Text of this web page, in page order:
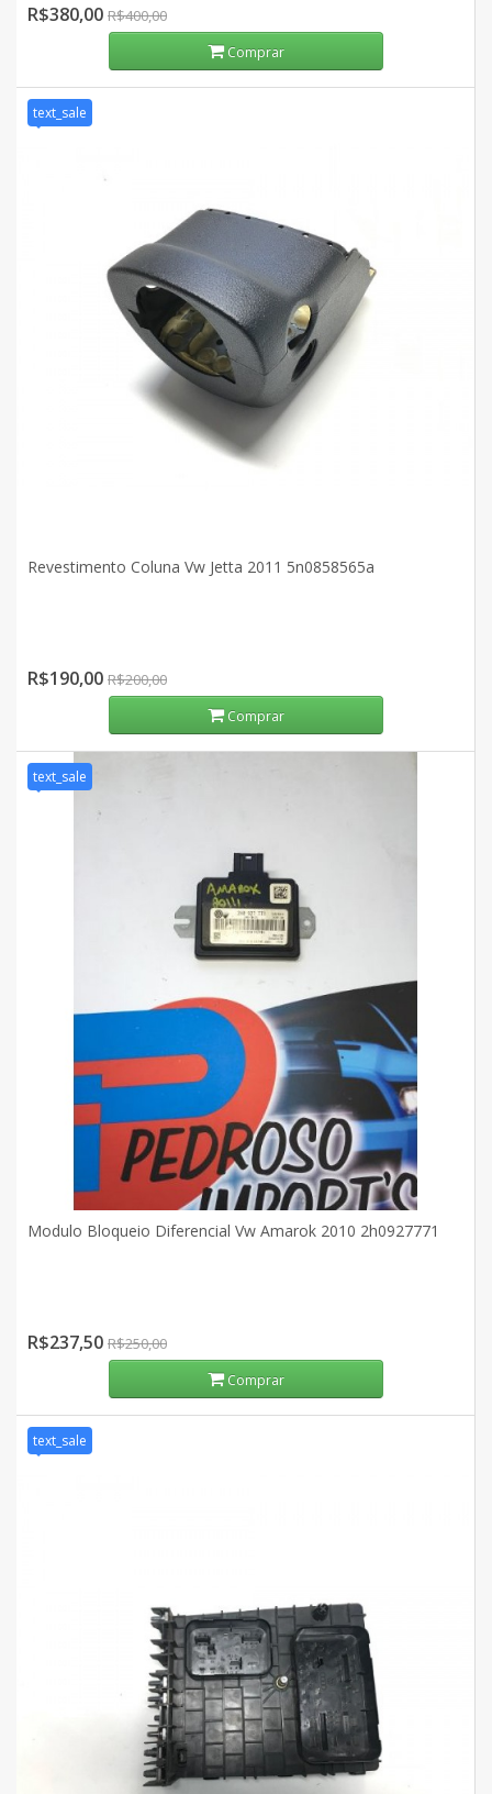
R$380,00 R$400,00
Comprar
text_sale
Revestimento Coluna Vw Jetta 2011 5n0858565a
R$190,00 R$200,00
Comprar
text_sale
Modulo Bloqueio Diferencial Vw Amarok 2010 2h0927771
R$237,50 R$250,00
Comprar
text_sale